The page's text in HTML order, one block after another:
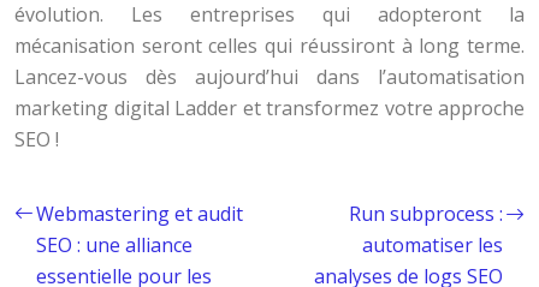
évolution. Les entreprises qui adopteront la
mécanisation seront celles qui réussiront à long terme.
Lancez-vous dès aujourd’hui dans l’automatisation
marketing digital Ladder et transformez votre approche
SEO !
Webmastering et audit
SEO : une alliance
essentielle pour les
Run subprocess :
automatiser les
analyses de logs SEO